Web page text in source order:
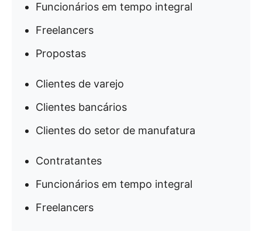
Funcionários em tempo integral
Freelancers
Propostas
Clientes de varejo
Clientes bancários
Clientes do setor de manufatura
Contratantes
Funcionários em tempo integral
Freelancers